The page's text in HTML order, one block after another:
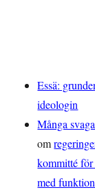
Essä:
ideologin
Många
om
kommitté
med